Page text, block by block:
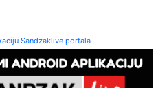
Sandzaklive portala